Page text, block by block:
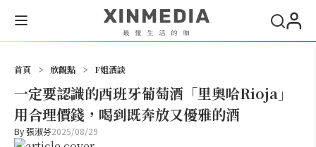
首頁 > 欣觀點 > F姐酒談
一定要認識的西班牙葡萄酒「里奧哈Rioja」
用合理價錢，喝到既奔放又優雅的酒
By張淑芬2025/08/29